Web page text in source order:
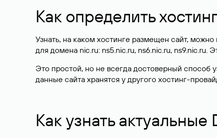
Как определить
Узнать, на каком хостинге размещен сайт,
для домена nic.ru: ns5.nic.ru, ns6.nic.ru, ns9.nic.ru.
Это простой, но не всегда достоверный способ
данные сайта хранятся у другого хостинг-
Как узнать